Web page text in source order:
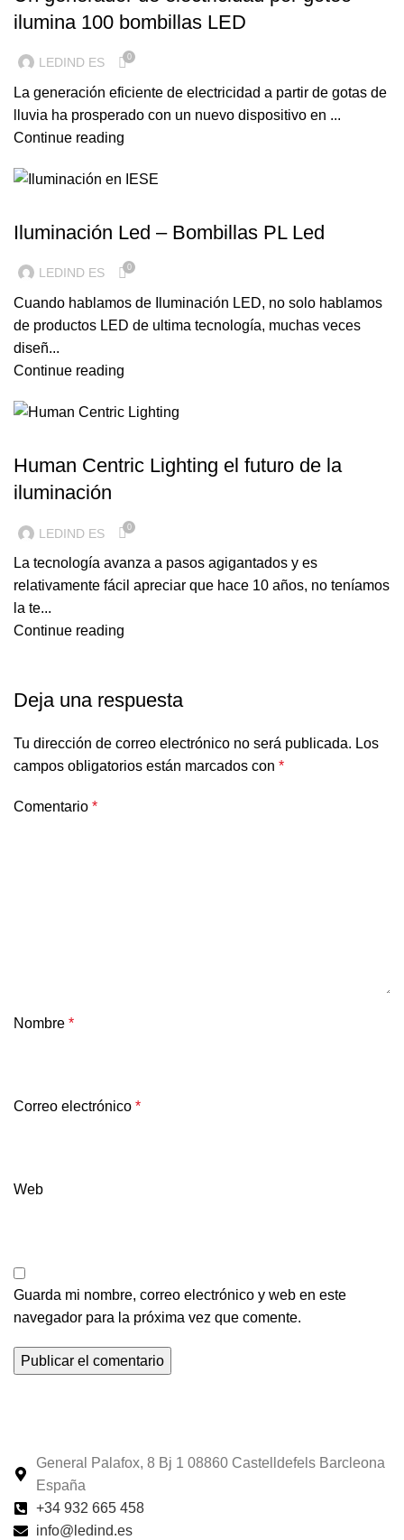
ilumina 100 bombillas LED
LEDIND ES 0
La generación eficiente de electricidad a partir de gotas de
lluvia ha prosperado con un nuevo dispositivo en ...
Continue reading
Iluminación Led – Bombillas PL Led
LEDIND ES 0
Cuando hablamos de Iluminación LED, no solo hablamos
de productos LED de ultima tecnología, muchas veces
diseñ...
Continue reading
Human Centric Lighting el futuro de la
iluminación
LEDIND ES 0
La tecnología avanza a pasos agigantados y es
relativamente fácil apreciar que hace 10 años, no teníamos
la te...
Continue reading
Deja una respuesta
Tu dirección de correo electrónico no será publicada. Los
campos obligatorios están marcados con *
Comentario *
Nombre *
Correo electrónico *
Web
Guarda mi nombre, correo electrónico y web en este
navegador para la próxima vez que comente.
General Palafox, 8 Bj 1 08860 Castelldefels Barcleona
España
+34 932 665 458‬
info@ledind.es